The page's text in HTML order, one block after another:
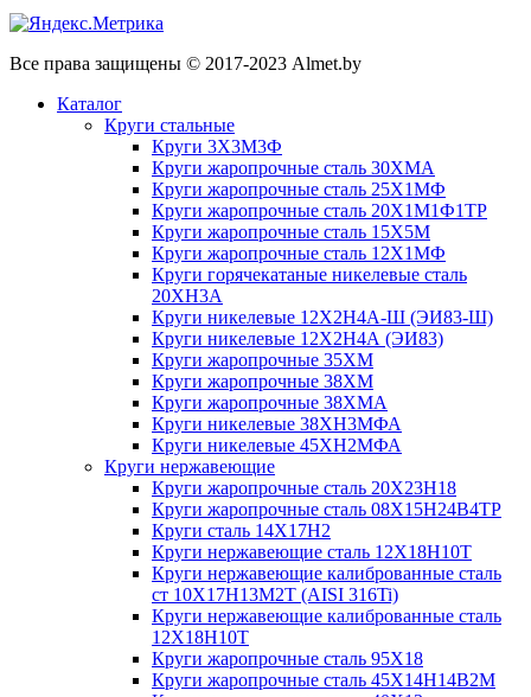
Все права защищены © 2017-2023 Almet.by
Каталог
Круги стальные
Круги 3Х3М3Ф
Круги жаропрочные сталь 30ХМА
Круги жаропрочные сталь 25Х1МФ
Круги жаропрочные сталь 20Х1М1Ф1ТР
Круги жаропрочные сталь 15Х5М
Круги жаропрочные сталь 12Х1МФ
Круги горячекатаные никелевые сталь
20ХН3А
Круги никелевые 12Х2Н4А-Ш (ЭИ83-Ш)
Круги никелевые 12Х2Н4А (ЭИ83)
Круги жаропрочные 35ХМ
Круги жаропрочные 38ХМ
Круги жаропрочные 38ХМА
Круги никелевые 38XH3MФА
Круги никелевые 45ХН2МФА
Круги нержавеющие
Круги жаропрочные сталь 20Х23Н18
Круги жаропрочные сталь 08Х15Н24В4ТР
Круги сталь 14Х17Н2
Круги нержавеющие сталь 12Х18Н10Т
Круги нержавеющие калиброванные сталь
ст 10Х17Н13М2Т (AISI 316Ti)
Круги нержавеющие калиброванные сталь
12Х18Н10Т
Круги жаропрочные сталь 95Х18
Круги жаропрочные сталь 45Х14Н14В2М